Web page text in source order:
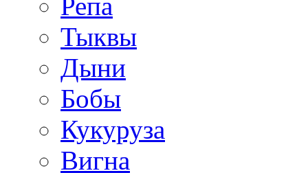
Тыквы
Дыни
Бобы
Кукуруза
Вигна